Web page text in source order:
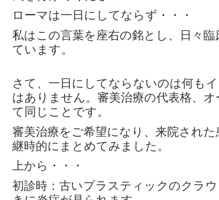
ローマは一日にしてならず・・・
私はこの言葉を座右の銘とし、日々
ています。
さて、一日にしてならないのは何も
はありません。審美治療の代表格、
て同じことです。
審美治療をご希望になり、来院され
継時的にまとめてみました。
上から・・・
初診時：古いプラスティックのクラ